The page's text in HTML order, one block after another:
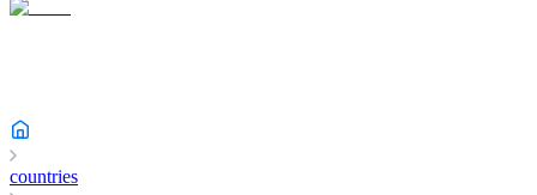
countries